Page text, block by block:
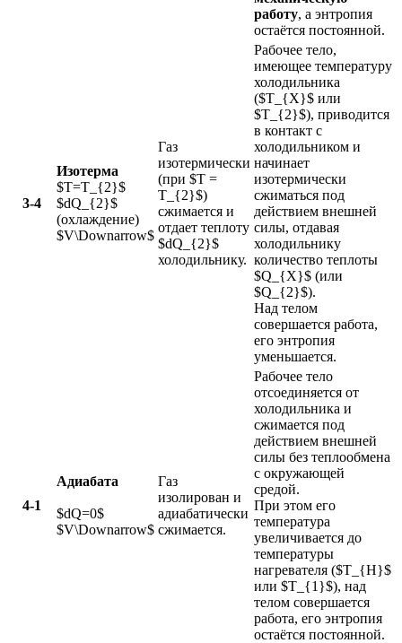
работу, а энтропия
остаётся постоянной.
3-4
Изотерма
$T=T_{2}$
$dQ_{2}$
(охлаждение)
$V\Downarrow$
Газ
изотермически
(при $T =
T_{2}$)
сжимается и
отдает теплоту
$dQ_{2}$
холодильнику.
Рабочее тело,
имеющее температуру
холодильника
($T_{X}$ или
$T_{2}$), приводится
в контакт с
холодильником и
начинает
изотермически
сжиматься под
действием внешней
силы, отдавая
холодильнику
количество теплоты
$Q_{X}$ (или
$Q_{2}$).
Над телом
совершается работа,
его энтропия
уменьшается.
4-1
Адиабата
$dQ=0$
$V\Downarrow$
Газ
изолирован и
адиабатически
сжимается.
Рабочее тело
отсоединяется от
холодильника и
сжимается под
действием внешней
силы без теплообмена
с окружающей
средой.
При этом его
температура
увеличивается до
температуры
нагревателя ($T_{H}$
или $T_{1}$), над
телом совершается
работа, его энтропия
остаётся постоянной.